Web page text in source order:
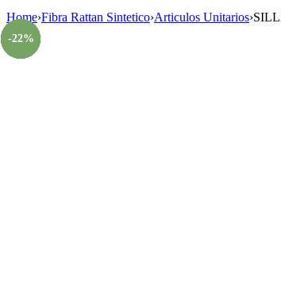
Home›Fibra Rattan Sintetico›Articulos Unitarios›
-21%
-16%
-28%
-14%
-23%
-16%
-26%
-22%